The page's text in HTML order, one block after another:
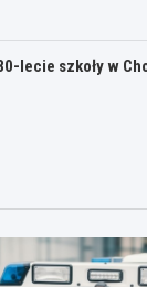
lecie szkoły w